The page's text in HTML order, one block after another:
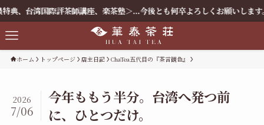
師講座、楽茶塾＞...今後とも何卒よろしくお願いします。
ホーム トップページ 店主日記 ChaTea五代目の『茶言観色』
今年ももう半分。台湾へ発つ前
に、ひとつだけ。
2026
7/06